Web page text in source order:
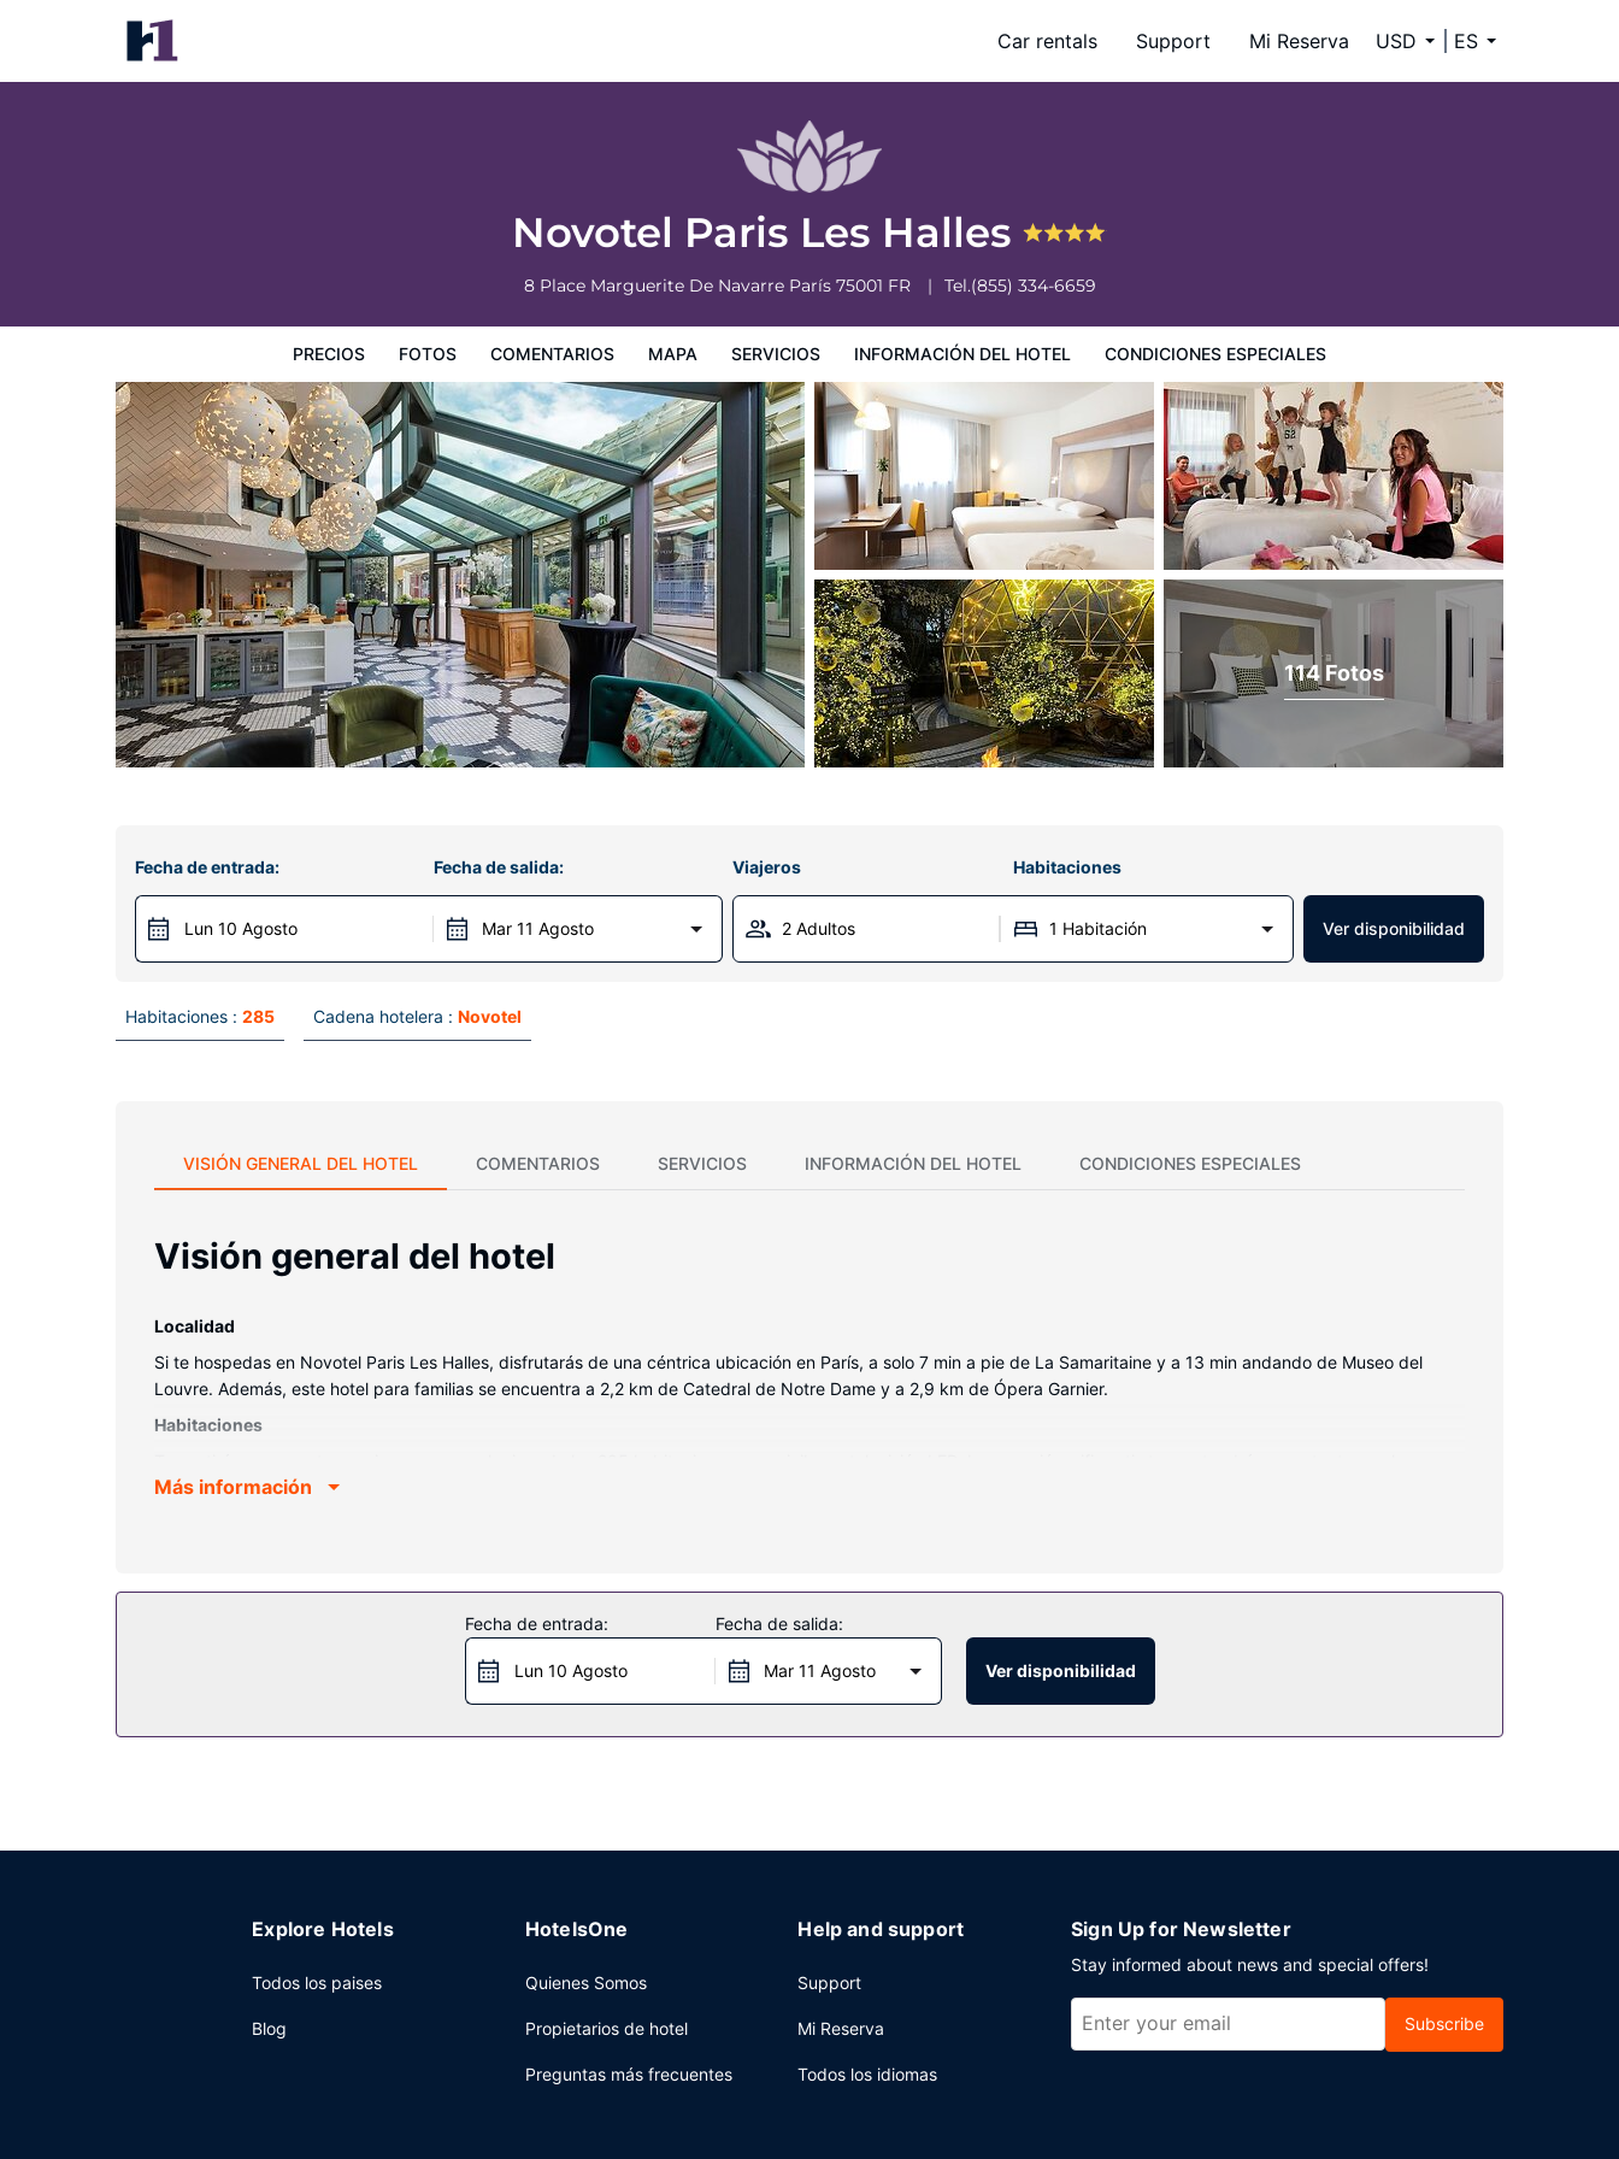
Car rentals Support Mi Reserva USD ES
Novotel Paris Les Halles
8 Place Marguerite De Navarre París 75001 FR Tel.(855) 334-6659
PRECIOS FOTOS COMENTARIOS MAPA SERVICIOS INFORMACIÓN DEL HOTEL CONDICIONES ESPECIALES
Novotel Paris Les Halles
Precios
114 Fotos
Fecha de entrada:
Lun 10 Agosto
Fecha de salida:
Mar 11 Agosto
Viajeros Habitaciones
2 Adultos 1 Habitación Ver disponibilidad
Habitaciones : 285 Cadena hotelera : Novotel
VISIÓN GENERAL DEL HOTEL COMENTARIOS SERVICIOS INFORMACIÓN DEL HOTEL CONDICIONES ESPECIALES
Visión general del hotel
Localidad
Si te hospedas en Novotel Paris Les Halles, disfrutarás de una céntrica ubicación en París, a solo 7 min a pie de La Samaritaine y a 13 min andando de Museo del
Louvre. Además, este hotel para familias se encuentra a 2,2 km de Catedral de Notre Dame y a 2,9 km de Ópera Garnier.
Habitaciones
tuyos. Además, podrás disfrutar de canales por satélite. El baño privado está provisto de secadores de pelo y cepillos de dientes y dentífrico. Entre las comodidades,
servicio de cuidado infantil (de pago) y una televisión en la zona común.
Toma algo de cocina francesa en Le Jardin Privé, restaurante con un bar o lounge, aunque también puedes llamar al servicio de habitaciones con horario limitado. Se
ofrece un desayuno bufé entre semana de 07:00 a 10:00, con un coste adicional. LOCALIZE
Más información
Fecha de entrada:
Lun 10 Agosto
Fecha de salida:
Mar 11 Agosto Ver disponibilidad
Explore Hotels
Todos los paises
Blog
HotelsOne
Quienes Somos
Propietarios de hotel
Preguntas más frecuentes
Help and support
Support
Mi Reserva
Todos los idiomas
Sign Up for Newsletter
Stay informed about news and special offers!
Subscribe